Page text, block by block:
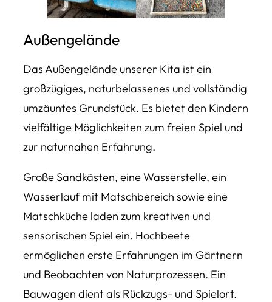
Außengelände
Das Außengelände unserer Kita ist ein
großzügiges, naturbelassenes und vollständig
umzäuntes Grundstück. Es bietet den Kindern
vielfältige Möglichkeiten zum freien Spiel und
zur naturnahen Erfahrung.
Große Sandkästen, eine Wasserstelle, ein
Wasserlauf mit Matschbereich sowie eine
Matschküche laden zum kreativen und
sensorischen Spiel ein. Hochbeete
ermöglichen erste Erfahrungen im Gärtnern
und Beobachten von Naturprozessen. Ein
Bauwagen dient als Rückzugs- und Spielort.